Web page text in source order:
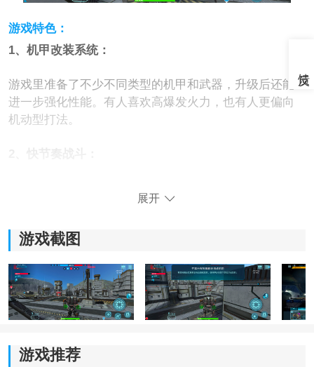
游戏特色：
1、机甲改装系统：
游戏里准备了不少不同类型的机甲和武器，升级后还能
进一步强化性能。有人喜欢高爆发火力，也有人更偏向
机动型打法。
烈混战。再加上大量爆炸特效，玩起来会特别有冲击
新手刚开始不太熟悉操作的话，可以先开启自动射击模
式。后面熟练之后再关闭，整体操作空间会更高。
4、联机稳定性：
展开
游戏截图
游戏推荐